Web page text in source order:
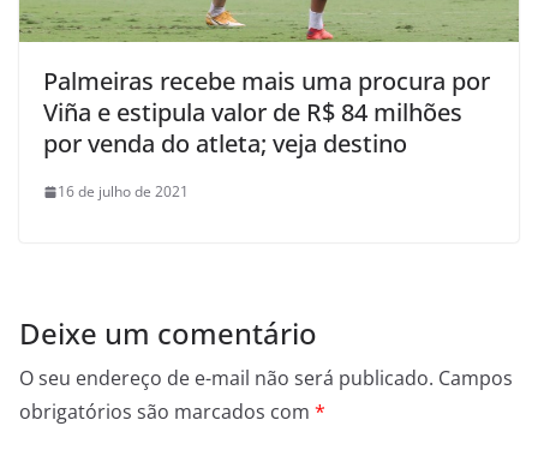
Palmeiras recebe mais uma procura por
Viña e estipula valor de R$ 84 milhões
por venda do atleta; veja destino
16 de julho de 2021
Deixe um comentário
O seu endereço de e-mail não será publicado. Campos
obrigatórios são marcados com *